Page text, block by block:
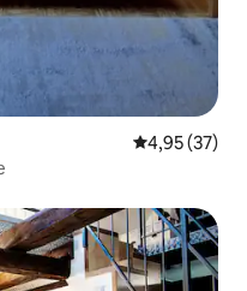
Évaluation
4,95 (37)
appréciés